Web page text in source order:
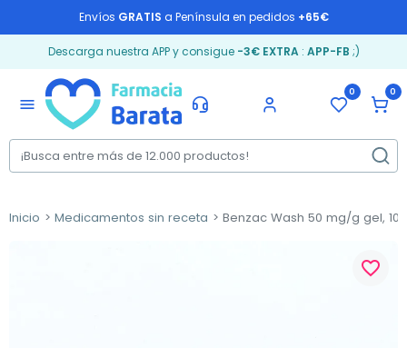
Envíos GRATIS a Península en pedidos +65€
Descarga nuestra APP y consigue -3€ EXTRA: APP-FB ;)
menu
0 0
Inicio Medicamentos sin receta Benzac Wash 50 mg/g gel,
favorite_border